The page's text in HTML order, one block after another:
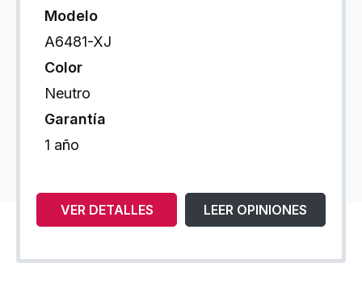
Modelo
A6481-XJ
Color
Neutro
Garantía
1 año
VER DETALLES LEER OPINIONES